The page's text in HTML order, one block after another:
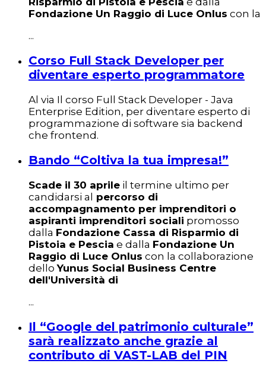
Fondazione Un Raggio di Luce Onlus con la
...
Corso Full Stack Developer per
diventare esperto programmatore
Al via Il corso Full Stack Developer - Java
Enterprise Edition, per diventare esperto di
programmazione di software sia backend
che frontend.
Bando “Coltiva la tua impresa!”
Scade il 30 aprile il termine ultimo per
candidarsi al percorso di
accompagnamento per imprenditori o
aspiranti imprenditori sociali promosso
dalla Fondazione Cassa di Risparmio di
Pistoia e Pescia e dalla Fondazione Un
Raggio di Luce Onlus con la collaborazione
delloYunus Social Business Centre
dell'Università di
...
Il “Google del patrimonio culturale”
sarà realizzato anche grazie al
contributo di VAST-LAB del PIN